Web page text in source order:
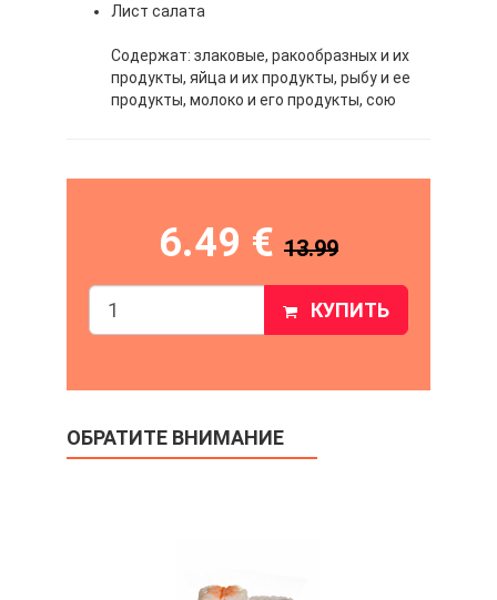
Лист салата
Содержат: злаковые, ракообразных и их
продукты, яйца и их продукты, рыбу и ее
продукты, молоко и его продукты, сою
6.49 € 13.99
КУПИТЬ
ОБРАТИТЕ ВНИМАНИЕ